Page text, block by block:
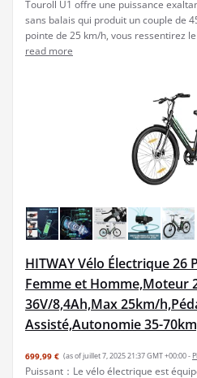
Touroll U1 offre une puissance
sans balais qui produit un couple de
pointe de 25 km/h, vous ressentirez
read more
HITWAY Vélo Électrique 26
Femme et Homme,Moteur
36V/8,4Ah,Max 25km/
Assisté,Autonomie 35-
699,99 € (as of juillet 7, 2025 21:37 GMT +00:00 -
Puissant：Le vélo électrique est